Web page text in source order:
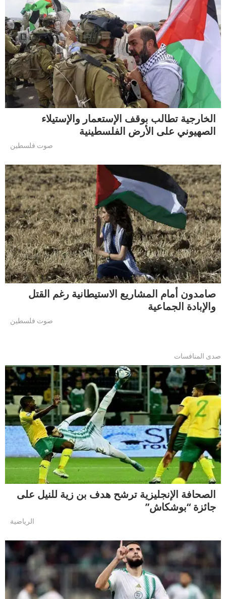
الخارجية تطالب بوقف الإستعمار والإستيلاء
الصهيوني على الأرض الفلسطينية
صوت فلسطين
صامدون أمام المشاريع الاستيطانية رغم القتل
والإبادة الجماعية
صوت فلسطين
صدى المنافسات
الصحافة الإنجليزية ترشح هدف بن زية للنيل على
جائزة “بوشكاش”
الرياضية